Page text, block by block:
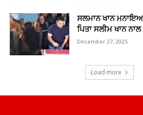
ਸਲਮਾਨ ਖਾਨ
ਪਿਤਾ ਸਲੀਮ ਖਾਨ
December 27, 2025
Load more